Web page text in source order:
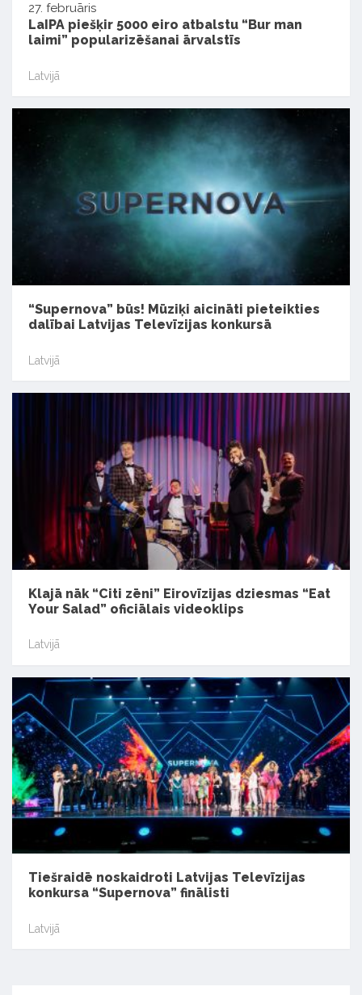
27. februāris
LaIPA piešķir 5000 eiro atbalstu “Bur man
laimi” popularizēšanai ārvalstīs
Latvijā
“Supernova” būs! Mūziķi aicināti pieteikties
dalībai Latvijas Televīzijas konkursā
Latvijā
Klajā nāk “Citi zēni” Eirovīzijas dziesmas “Eat
Your Salad” oficiālais videoklips
Latvijā
Tiešraidē noskaidroti Latvijas Televīzijas
konkursa “Supernova” finālisti
Latvijā